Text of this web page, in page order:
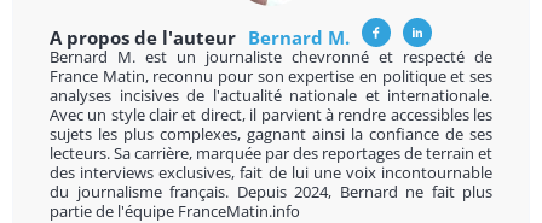
A propos de l'auteur Bernard M.
Bernard M. est un journaliste chevronné et respecté de
France Matin, reconnu pour son expertise en politique et ses
analyses incisives de l'actualité nationale et internationale.
Avec un style clair et direct, il parvient à rendre accessibles les
sujets les plus complexes, gagnant ainsi la confiance de ses
lecteurs. Sa carrière, marquée par des reportages de terrain et
des interviews exclusives, fait de lui une voix incontournable
du journalisme français. Depuis 2024, Bernard ne fait plus
partie de l'équipe FranceMatin.info